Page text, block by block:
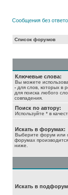
Сообщения без
Список форумов
Ключевые слова:
Вы можете
- для слов, которых в
для поиска любого
совпадения.
Поиск по автору:
Используйте * в
Искать в форумах:
Выберите форум или
форумах
ниже.
Искать в